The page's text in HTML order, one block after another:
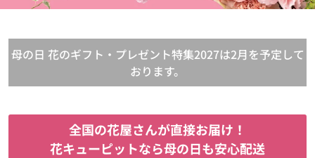
母の日 花のギフト・プレゼント特集2027は2月を予定して
おります。
全国の花屋さんが直接お届け！
花キューピットなら母の日も安心配送